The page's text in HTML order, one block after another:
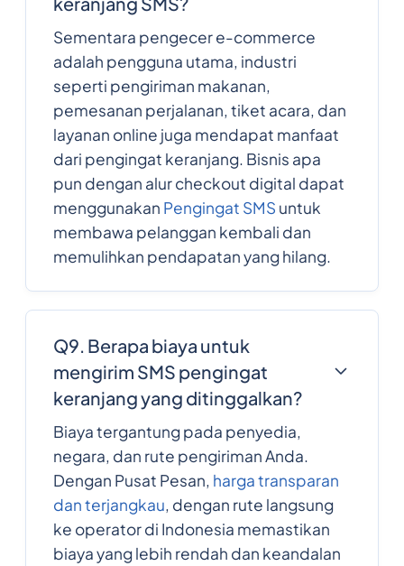
Sementara pengecer e-commerce
adalah pengguna utama, industri
seperti pengiriman makanan,
pemesanan perjalanan, tiket acara, dan
layanan online juga mendapat manfaat
dari pengingat keranjang. Bisnis apa
pun dengan alur checkout digital dapat
menggunakan Pengingat SMS untuk
membawa pelanggan kembali dan
memulihkan pendapatan yang hilang.
Q9. Berapa biaya untuk
mengirim SMS pengingat
keranjang yang ditinggalkan?
Biaya tergantung pada penyedia,
negara, dan rute pengiriman Anda.
Dengan Pusat Pesan, harga transparan
dan terjangkau, dengan rute langsung
ke operator di Indonesia memastikan
biaya yang lebih rendah dan keandalan